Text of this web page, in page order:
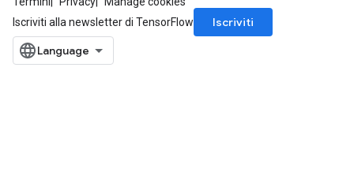
Iscriviti alla newsletter di TensorFlow
Iscriviti